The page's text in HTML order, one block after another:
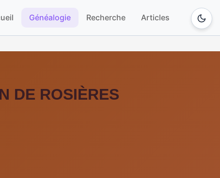
Généalogie Recherche Articles
DE ROSIÈRES